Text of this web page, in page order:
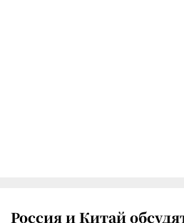
Россия и Китай